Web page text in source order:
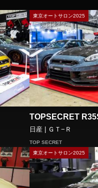
東京オートサロン2025
TOPSECRET
日産 | ＧＴ−Ｒ
TOP SECRET
東京オートサロン2025